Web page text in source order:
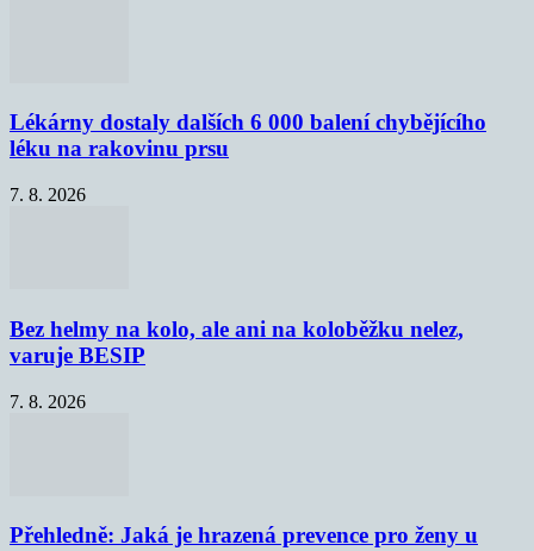
Lékárny dostaly dalších 6 000 balení chybějícího
léku na rakovinu prsu
7. 8. 2026
Bez helmy na kolo, ale ani na koloběžku nelez,
varuje BESIP
7. 8. 2026
Přehledně: Jaká je hrazená prevence pro ženy u